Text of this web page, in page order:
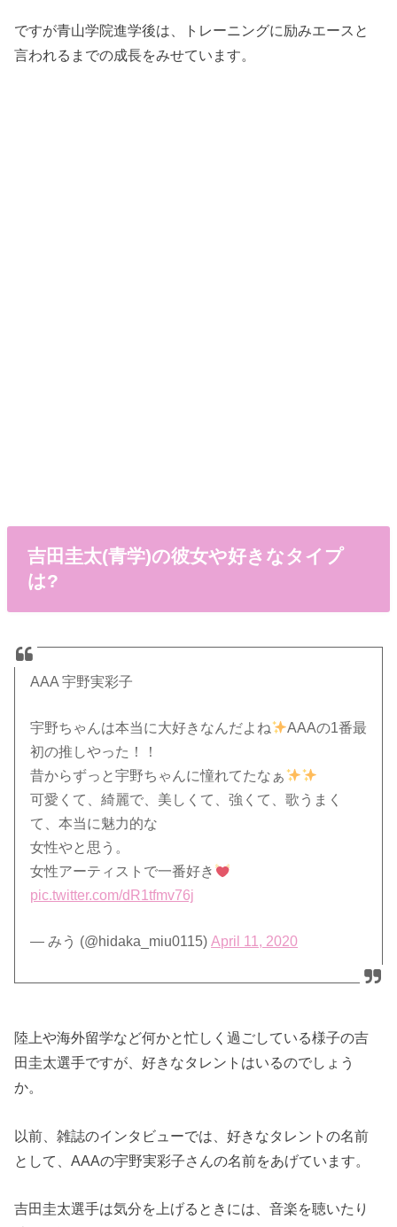
ですが青山学院進学後は、トレーニングに励みエースと
言われるまでの成長をみせています。
吉田圭太(青学)の彼女や好きなタイプ
は?
AAA 宇野実彩子
宇野ちゃんは本当に大好きなんだよね
AAAの1番最
初の推しやった！！
昔からずっと宇野ちゃんに憧れてたなぁ
可愛くて、綺麗で、美しくて、強くて、歌うまく
て、本当に魅力的な
女性やと思う。
女性アーティストで一番好き
pic.twitter.com/dR1tfmv76j
— みう (@hidaka_miu0115)April 11, 2020
陸上や海外留学など何かと忙しく過ごしている様子の吉
田圭太選手ですが、好きなタレントはいるのでしょう
か。
以前、雑誌のインタビューでは、好きなタレントの名前
として、AAAの宇野実彩子さんの名前をあげています。
吉田圭太選手は気分を上げるときには、音楽を聴いたり